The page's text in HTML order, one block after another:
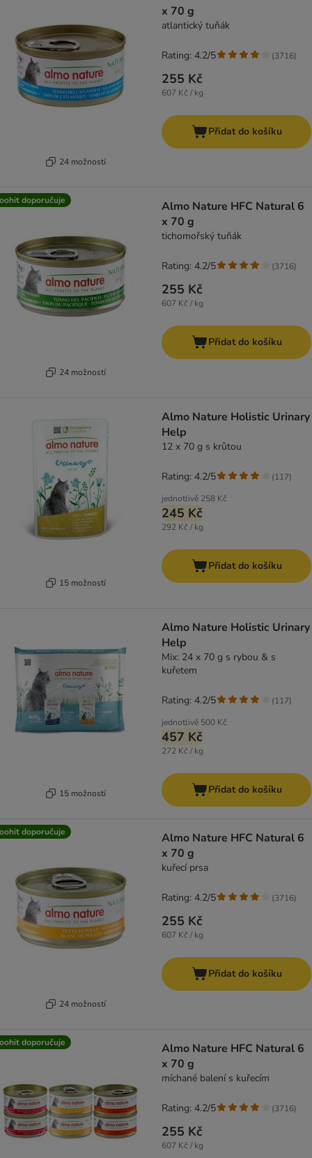
24 možností
x 70 g
atlantický tuňák
255 Kč
607 Kč / kg
Rating: 4.2/5 (3716)
Přidat do košíku
doporučuje
24 možností
Almo Nature HFC Natural 6
x 70 g
tichomořský tuňák
255 Kč
607 Kč / kg
Rating: 4.2/5 (3716)
Přidat do košíku
15 možností
Almo Nature Holistic Urinary
Help
12 x 70 g s krůtou
jednotlivě 258 Kč
245 Kč
292 Kč / kg
Rating: 4.2/5 (117)
Přidat do košíku
15 možností
Almo Nature Holistic Urinary
Help
Mix: 24 x 70 g s rybou & s
kuřetem
jednotlivě 500 Kč
457 Kč
272 Kč / kg
Rating: 4.2/5 (117)
Přidat do košíku
doporučuje
24 možností
Almo Nature HFC Natural 6
x 70 g
kuřecí prsa
255 Kč
607 Kč / kg
Rating: 4.2/5 (3716)
Přidat do košíku
doporučuje
Almo Nature HFC Natural 6
x 70 g
míchané balení s kuřecím
255 Kč
607 Kč / kg
Rating: 4.2/5 (3716)